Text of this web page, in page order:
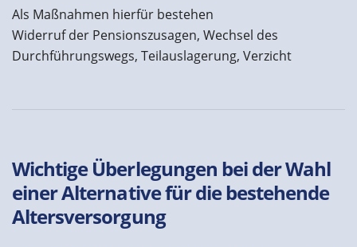
Als Maßnahmen hierfür bestehen
Widerruf der Pensionszusagen, Wechsel des
Durchführungswegs, Teilauslagerung, Verzicht
Wichtige Überlegungen bei der Wahl
einer Alternative für die bestehende
Altersversorgung